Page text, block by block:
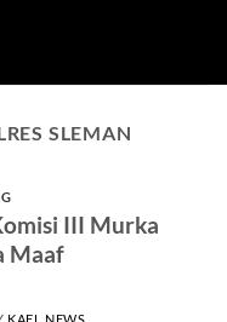
SLEMAN
III Murka
Maaf
KAEL NEWS